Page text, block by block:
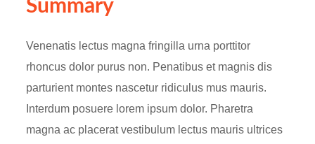
Summary
Venenatis lectus magna fringilla urna porttitor
rhoncus dolor purus non. Penatibus et magnis dis
parturient montes nascetur ridiculus mus mauris.
Interdum posuere lorem ipsum dolor. Pharetra
magna ac placerat vestibulum lectus mauris ultrices